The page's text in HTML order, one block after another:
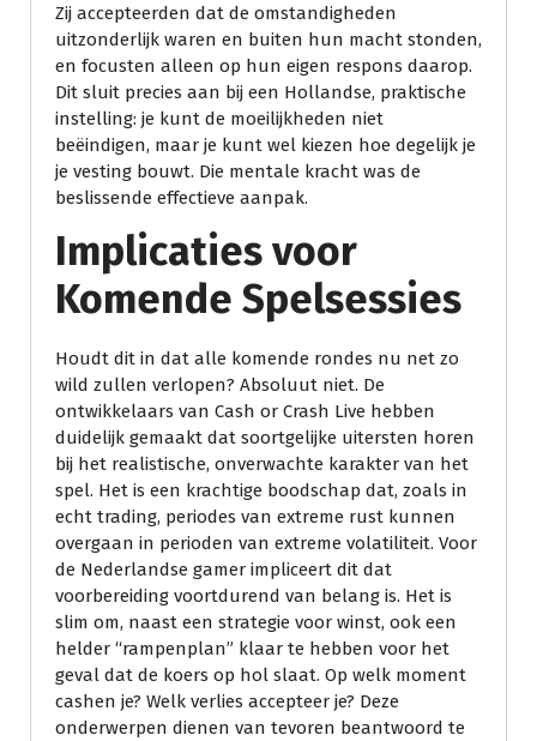
Zij accepteerden dat de omstandigheden
uitzonderlijk waren en buiten hun macht stonden,
en focusten alleen op hun eigen respons daarop.
Dit sluit precies aan bij een Hollandse, praktische
instelling: je kunt de moeilijkheden niet
beëindigen, maar je kunt wel kiezen hoe degelijk je
je vesting bouwt. Die mentale kracht was de
beslissende effectieve aanpak.
Implicaties voor
Komende Spelsessies
Houdt dit in dat alle komende rondes nu net zo
wild zullen verlopen? Absoluut niet. De
ontwikkelaars van Cash or Crash Live hebben
duidelijk gemaakt dat soortgelijke uitersten horen
bij het realistische, onverwachte karakter van het
spel. Het is een krachtige boodschap dat, zoals in
echt trading, periodes van extreme rust kunnen
overgaan in perioden van extreme volatiliteit. Voor
de Nederlandse gamer impliceert dit dat
voorbereiding voortdurend van belang is. Het is
slim om, naast een strategie voor winst, ook een
helder “rampenplan” klaar te hebben voor het
geval dat de koers op hol slaat. Op welk moment
cashen je? Welk verlies accepteer je? Deze
onderwerpen dienen van tevoren beantwoord te